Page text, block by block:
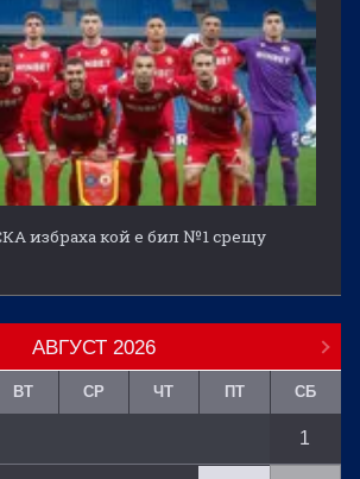
избраха кой е бил №1 срещу
АВГУСТ 2026
ВТ СР ЧТ ПТ СБ
1